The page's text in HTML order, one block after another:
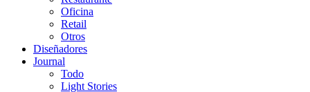
Oficina
Retail
Otros
Diseñadores
Journal
Todo
Light Stories